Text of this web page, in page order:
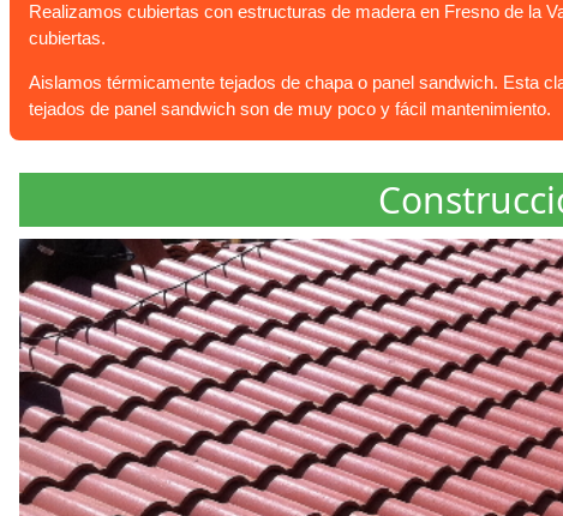
Realizamos cubiertas con estructuras de madera en Fresno de la
cubiertas.
Aislamos térmicamente tejados de chapa o panel sandwich. Esta
tejados de panel sandwich son de muy poco y fácil mantenimiento.